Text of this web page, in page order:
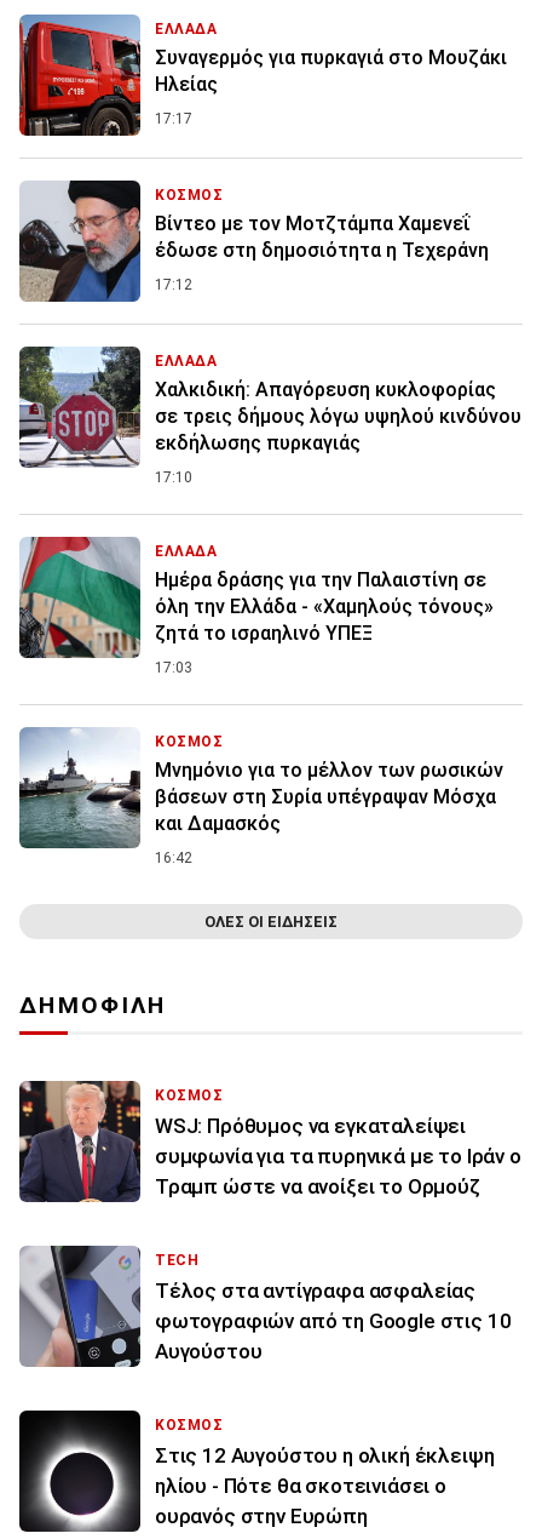
ΕΛΛΑΔΑ
Συναγερμός για πυρκαγιά στο Μουζάκι
Ηλείας
17:17
ΚΟΣΜΟΣ
Βίντεο με τον Μοτζτάμπα Χαμενεΐ
έδωσε στη δημοσιότητα η Τεχεράνη
17:12
ΕΛΛΑΔΑ
Χαλκιδική: Απαγόρευση κυκλοφορίας
σε τρεις δήμους λόγω υψηλού κινδύνου
εκδήλωσης πυρκαγιάς
17:10
ΕΛΛΑΔΑ
Ημέρα δράσης για την Παλαιστίνη σε
όλη την Ελλάδα - «Χαμηλούς τόνους»
ζητά το ισραηλινό ΥΠΕΞ
17:03
ΚΟΣΜΟΣ
Μνημόνιο για το μέλλον των ρωσικών
βάσεων στη Συρία υπέγραψαν Μόσχα
και Δαμασκός
16:42
ΟΛΕΣ ΟΙ ΕΙΔΗΣΕΙΣ
ΔΗΜΟΦΙΛΗ
ΚΟΣΜΟΣ
WSJ: Πρόθυμος να εγκαταλείψει
συμφωνία για τα πυρηνικά με το Ιράν ο
Τραμπ ώστε να ανοίξει το Ορμούζ
TECH
Τέλος στα αντίγραφα ασφαλείας
φωτογραφιών από τη Google στις 10
Αυγούστου
ΚΟΣΜΟΣ
Στις 12 Αυγούστου η ολική έκλειψη
ηλίου - Πότε θα σκοτεινιάσει ο
ουρανός στην Ευρώπη